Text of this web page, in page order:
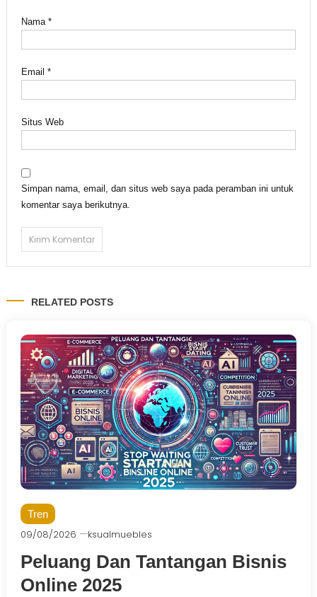
Nama *
Email *
Situs Web
Simpan nama, email, dan situs web saya pada peramban ini untuk
komentar saya berikutnya.
RELATED POSTS
Tren
09/08/2026 ksualmuebles
Peluang Dan Tantangan Bisnis
Online 2025